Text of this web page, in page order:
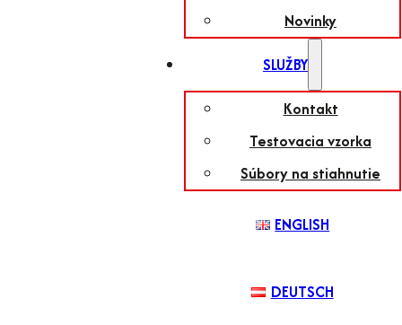
Novinky
SLUŽBY
Kontakt
Testovacia vzorka
Súbory na stiahnutie
ENGLISH
DEUTSCH